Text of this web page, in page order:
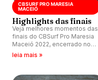
CBSURF PRO MARESIA
MACEIÓ
Highlights das finais
Veja melhores momentos das
finais do CBSurf Pro Maresia
Maceió 2022, encerrado no
último domingo (12) em
leia mais »